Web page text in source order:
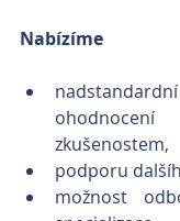
Nabízíme
zkušenostem,
podporu
možnost